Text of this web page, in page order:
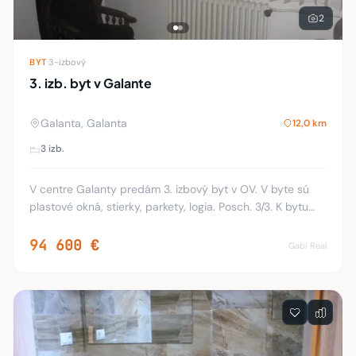
2
BYT·3-izbový
3. izb. byt v Galante
Galanta, Galanta 12,0 km
3 izb.
V centre Galanty predám 3. izbový byt v OV. V byte sú
plastové okná, stierky, parkety, logia. Posch. 3/3. K bytu
94 600 € Gabi Real